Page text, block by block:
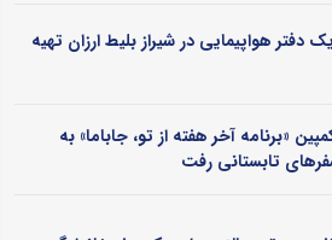
دفتر هواپیمایی در شیراز بلیط ارزان تهیه
«برنامه آخر هفته از تو، جاباما» به
تابستانی رفت